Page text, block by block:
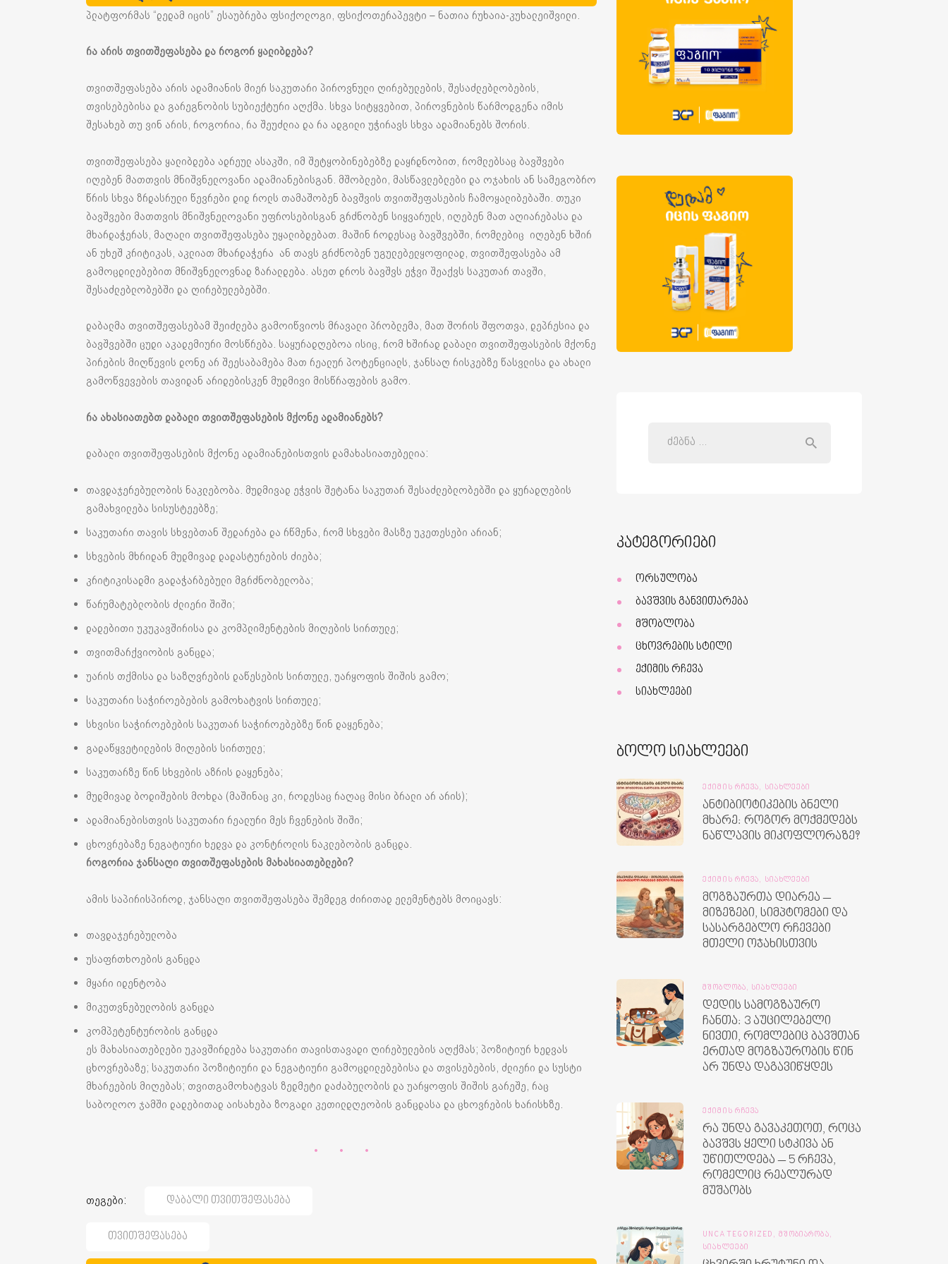
პლატფორმას “დედამ იცის” ესაუბრება ფსიქოლოგი, ფსიქოთერაპევტი – ნათია რუხაია-კუხალეიშვილი.
რა არის თვითშეფასება და როგორ ყალიბდება?
თვითშეფასება არის ადამიანის მიერ საკუთარი პიროვნული ღირებულების, შესაძლებლობების,
თვისებებისა და გარეგნობის სუბიექტური აღქმა. სხვა სიტყვებით, პიროვნების წარმოდგენა იმის
შესახებ თუ ვინ არის, როგორია, რა შეუძლია და რა ადგილი უჭირავს სხვა ადამიანებს შორის.
თვითშეფასება ყალიბდება ადრეულ ასაკში, იმ შეტყობინებებზე დაყრდნობით, რომლებსაც ბავშვები
იღებენ მათთვის მნიშვნელოვანი ადამიანებისგან. მშობლები, მასწავლებლები და ოჯახის ან სამეგობრო
წრის სხვა ზრდასრული წევრები დიდ როლს თამაშობენ ბავშვის თვითშეფასების ჩამოყალიბებაში. თუკი
ბავშვები მათთვის მნიშვნელოვანი უფროსებისგან გრძნობენ სიყვარულს, იღებენ მათ აღიარებასა და
მხარდაჭერას, მაღალი თვითშეფასება უყალიბდებათ. მაშინ როდესაც ბავშვებში, რომლებიც იღებენ ხშირ
ან უხეშ კრიტიკას, აკლიათ მხარდაჭერა ან თავს გრძნობენ უგულებელყოფილად, თვითშეფასება ამ
გამოცდილებებით მნიშვნელოვნად ზარალდება. ასეთ დროს ბავშვს ეჭვი შეაქვს საკუთარ თავში,
შესაძლებლობებში და ღირებულებებში.
დაბალმა თვითშეფასებამ შეიძლება გამოიწვიოს მრავალი პრობლემა, მათ შორის შფოთვა, დეპრესია და
ბავშვებში ცუდი აკადემიური მოსწრება. საყურადღებოა ისიც, რომ ხშირად დაბალი თვითშეფასების მქონე
პირების მიღწევის დონე არ შეესაბამება მათ რეალურ პოტენციალს, ჯანსაღ რისკებზე წასვლისა და ახალი
გამოწვევების თავიდან არიდებისკენ მუდმივი მისწრაფების გამო.
რა ახასიათებთ დაბალი თვითშეფასების მქონე ადამიანებს?
დაბალი თვითშეფასების მქონე ადამიანებისთვის დამახასიათებელია:
თავდაჯერებულობის ნაკლებობა. მუდმივად ეჭვის შეტანა საკუთარ შესაძლებლობებში და ყურადღების
გამახვილება სისუსტეებზე;
საკუთარი თავის სხვებთან შედარება და რწმენა, რომ სხვები მასზე უკეთესები არიან;
სხვების მხრიდან მუდმივად დადასტურების ძიება;
კრიტიკისადმი გადაჭარბებული მგრძნობელობა;
წარუმატებლობის ძლიერი შიში;
დადებითი უკუკავშირისა და კომპლიმენტების მიღების სირთულე;
თვითმარქვიობის განცდა;
უარის თქმისა და საზღვრების დაწესების სირთულე, უარყოფის შიშის გამო;
საკუთარი საჭიროებების გამოხატვის სირთულე;
სხვისი საჭიროებების საკუთარ საჭიროებებზე წინ დაყენება;
გადაწყვეტილების მიღების სირთულე;
საკუთარზე წინ სხვების აზრის დაყენება;
მუდმივად ბოდიშების მოხდა (მაშინაც კი, როდესაც რაღაც მისი ბრალი არ არის);
ადამიანებისთვის საკუთარი რეალური მეს ჩვენების შიში;
ცხოვრებაზე ნეგატიური ხედვა და კონტროლის ნაკლებობის განცდა.
როგორია ჯანსაღი თვითშეფასების მახასიათებლები?
ამის საპირისპიროდ, ჯანსაღი თვითშეფასება შემდეგ ძირითად ელემენტებს მოიცავს:
თავდაჯერებულობა
უსაფრთხოების განცდა
მყარი იდენტობა
მიკუთვნებულობის განცდა
კომპეტენტურობის განცდა
ეს მახასიათებლები უკავშირდება საკუთარი თავისთავადი ღირებულების აღქმას; პოზიტიურ ხედვას
ცხოვრებაზე; საკუთარი პოზიტიური და ნეგატიური გამოცდილებებისა და თვისებების, ძლიერი და სუსტი
მხარეების მიღებას; თვითგამოხატვას ზედმეტი დაძაბულობის და უარყოფის შიშის გარეშე, რაც
საბოლოო ჯამში დადებითად აისახება ზოგადი კეთილდღეობის განცდასა და ცხოვრების ხარისხზე.
თეგები: Დაბალი Თვითშეფასება
Თვითშეფასება
კატეგორიები
ორსულობა
ბავშვის განვითარება
მშობლობა
ცხოვრების სტილი
ექიმის რჩევა
სიახლეები
ბოლო სიახლეები
ᲔᲥᲘᲛᲘᲡ ᲠᲩᲔᲕᲐ, ᲡᲘᲐᲮᲚᲔᲔᲑᲘ
ანტიბიოტიკების ბნელი
მხარე: როგორ მოქმედებს
ნაწლავის მიკოფლორაზე?
ᲔᲥᲘᲛᲘᲡ ᲠᲩᲔᲕᲐ, ᲡᲘᲐᲮᲚᲔᲔᲑᲘ
მოგზაურთა დიარეა –
მიზეზები, სიმპტომები და
სასარგებლო რჩევები
მთელი ოჯახისთვის
ᲛᲨᲝᲑᲚᲝᲑᲐ, ᲡᲘᲐᲮᲚᲔᲔᲑᲘ
დედის სამოგზაურო
ჩანთა: 3 აუცილებელი
ნივთი, რომლებიც ბავშთან
ერთად მოგზაურობის წინ
არ უნდა დაგავიწყდეს
ᲔᲥᲘᲛᲘᲡ ᲠᲩᲔᲕᲐ
რა უნდა გავაკეთოთ, როცა
ბავშვს ყელი სტკივა ან
უწითლდება – 5 რჩევა,
რომელიც რეალურად
მუშაობს
UNCATEGORIZED, ᲛᲨᲝᲑᲘᲐᲠᲝᲑᲐ,
ᲡᲘᲐᲮᲚᲔᲔᲑᲘ